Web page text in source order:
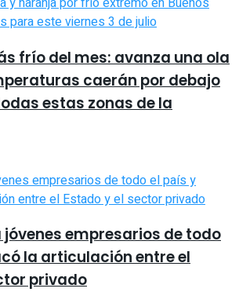
frío del mes: avanza una ola
caerán por debajo
estas zonas de la
empresarios de todo
la articulación entre el
privado